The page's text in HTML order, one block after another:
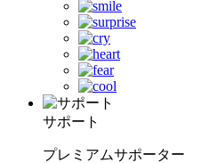
サポート
プレミアムサポーター